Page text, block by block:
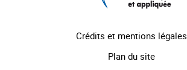
Crédits et mentions légales
Plan du site